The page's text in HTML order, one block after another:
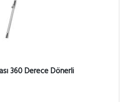
360 Derece Dönerli